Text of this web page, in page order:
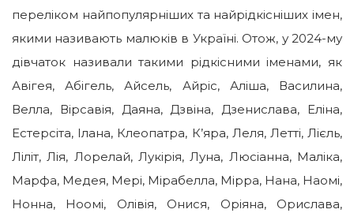
переліком найпопулярніших та найрідкісніших імен,
якими називають малюків в Україні. Отож, у 2024-му
дівчаток називали такими рідкісними іменами, як
Авігея, Абігель, Айсель, Айріс, Аліша, Василина,
Велла, Вірсавія, Даяна, Дзвіна, Дзенислава, Еліна,
Естерсіта, Ілана, Клеопатра, К’яра, Леля, Летті, Лієль,
Ліліт, Лія, Лорелай, Лукірія, Луна, Люсіанна, Маліка,
Марфа, Медея, Мері, Мірабелла, Мірра, Нана, Наомі,
Нонна, Ноомі, Олівія, Онися, Оріяна, Орислава,